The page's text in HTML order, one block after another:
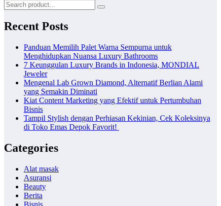
Recent Posts
Panduan Memilih Palet Warna Sempurna untuk
Menghidupkan Nuansa Luxury Bathrooms
7 Keunggulan Luxury Brands in Indonesia, MONDIAL
Jeweler
Mengenal Lab Grown Diamond, Alternatif Berlian Alami
yang Semakin Diminati
Kiat Content Marketing yang Efektif untuk Pertumbuhan
Bisnis
Tampil Stylish dengan Perhiasan Kekinian, Cek Koleksinya
di Toko Emas Depok Favorit!
Categories
Alat masak
Asuransi
Beauty
Berita
Bisnis